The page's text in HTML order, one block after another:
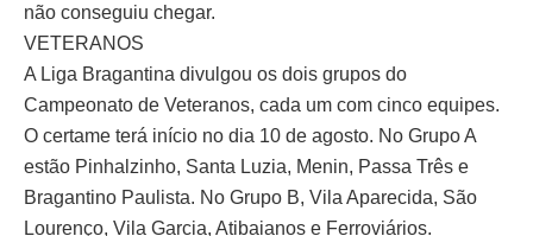
não conseguiu chegar.
VETERANOS
A Liga Bragantina divulgou os dois grupos do
Campeonato de Veteranos, cada um com cinco equipes.
O certame terá início no dia 10 de agosto. No Grupo A
estão Pinhalzinho, Santa Luzia, Menin, Passa Três e
Bragantino Paulista. No Grupo B, Vila Aparecida, São
Lourenço, Vila Garcia, Atibaianos e Ferroviários.